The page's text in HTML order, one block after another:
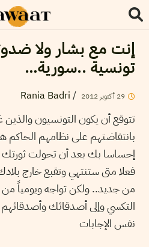
إنت مع بشار ولا
تونسية ..سورية…
29 أكتوبر 2012
/
Rania Badri
تتوقع أن يكون التونسيون والذين
بانتفاضتهم على نظامهم الحاكم
إحساسا بك بعد أن تحولت ثورتك
فعلا متى ستنتهي وتقبع خارج
من جديد.. ولكن تواجه ويومياً من
التكسي وإلى أصدقائك وأصدقائهم
نفس الإجابات